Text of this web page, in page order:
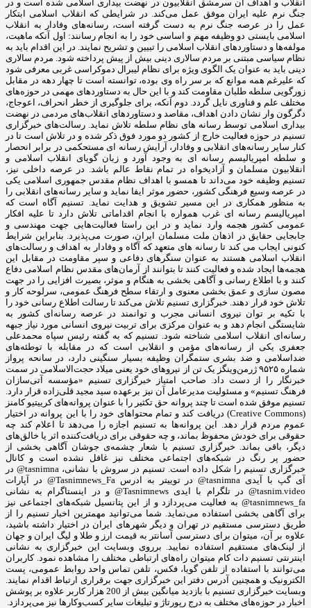
انقلاب و اهداف آن سرمشق انقلابیون در نهضت بیداری اسلامی شده است و در
جنگ نرم علیه ایران موفق عمل می‌کند. در شرایطی که انقلاب اسلامی ابتکار
عمل را در عرصه جنگ نرم به دست گرفته است، رسانه‌های وفادار به انقلاب
اسلامی بایستی دو وظیفه مهم و اساسی خود را به انجام رسانند: اول آنکه ماهیت،
مولفه‌ها و دستاوردهای انقلاب اسلامی را تبیین و تشریح نمایند. در این اقدام باید به
نظام سیاسی مبتنی بر مردم سالاری دینی بیش از پیش پرداخته شود. مردم سالاری
دینی باید به عنوان یک الگوی ویژه برای نظام لیبرال دموکراسی غربی معرفی شود
که علیرغم همه موانع که بر سر راه وی بوده، توانسته است تا چهار دهه در مقابل
زورگویی سلطه طلبان مقاومت کند و با این حال به دستاوردهای مهمی در حوزه‌های
مختلف علم و فناوری نایل گردد. دوم آنکه، برای جلوگیری از خطر انحراف، اعوجاج،
دگرگون وار نشان دادن اهداف، مقاصد و دستاوردهای انقلاب‌های مردمی در نهضت
بیداری اسلامی توسط رسانه های نظام سلطه تلاش نماید. رسالت‌های خبرگزاری
تسنیم در حوزه فعالیت خارج از کشور دو مورد فوق ذکر شده و در تلاش است تا در
کنار سایر رسانه‌های انقلابی و وفادار، آرایش رسانه ای مستحکمی در برابر انحصار
و سلطه امپریالیسم رسانه ای به وجود آورد و زبان گویای انقلاب اسلامی و
انقلابیون مسلمان و آزادیخواه در تمام نقاط عالم باشد. در عرصه داخلی نیز،
تسنیم وظیفه خود می‌داند تا همسو با اهداف نظام مقدس جمهوری اسلامی یکی
در عرصه وسیع فرهنگی کشور، حضور موثر ایفا نماید و سایر رسانه‌های انقلابی را
به منظور همکاری در این مسیر تشویق و هدایت نماید. تسنیم آگاه است که
امپریالیسم رسانه ای غرب همواره با انجام اقداماتی تلاش دارد تا علیه افکار
عمومی کشور هجمه وارد نماید و در این راستا فعالیت‌هایی جهت مهندسی و
جابجایی حقایق در اذهان ملت مسلمان ایران، صورت می‌پذیرد. بنابراین شرایط
کنونی ایجاب می کند تا رسانه های متعهد که آگاه و وفادار به اهداف و رسالت‌های
انقلاب اسلامی هستند به عنوان سنگرهای دفاعی و سپر مقاومت در مقابل این
هجمه‌ها ایجاد شده و فعالیت کنند تا بتوانند از آرمان‌های مقدس نظام اسلامی دفاع
کنند و با اطلاع رسانی و آگاهی بخشی به هنگام و موثر، بصیرت افزایی را در جهت
مصون سازی و عمق بخشی معنوی و ارتقاء سطح فرهنگ عمومی، سرلوحه کار و
تلاش خود قرار دهند. خبرگزاری تسنیم تلاش می‌کند تا رسالت اطلاع رسانی خود را
با تکیه بر توان نیروی انسانی مجرب و توانمند در عرصه رسانه‌ای کشور به
شایستگی انجام دهد و به عنوان مرکزی برای تربیت نیروی انسانی مورد نیاز جبهه
رسانه‌ای انقلاب اسلامی شناخته شود. تسنیم که به گفته رئیس سپاه محمدعلی
جعفری یکی از رسانه‌های مؤمن و انقلابی است که در مقابله با توطئه‌های
ضداسلامی و ضد بشری ستمگران وظیفه بسیار سنگینی دارد، در سانحه پرواز
شماره ۹۵۲۵ ژرمن‌وینگز یک تن از نیروهای خود یعنی میلاد حجت‌الاسلامی در سمت
خبرنگار را از دست داد. صاحب امتیاز خبرگزاری تسنیم «مؤسسه آتی‌سازان
فرهنگ تسنیم» و مسئولیت مدیرعامل آن نیز برعهده سید مجید قلی‌زاده‌ قرار دارد.
تسنیم موفق شده است تا چند پروانه حق تکثیر را با عنوان پروانه‌های کرییتیو کامنز
(Creative Commons) دریافت کند و تمام محتواهای خود را با این پروانه در اختیار
عموم مردم قرار دهد. این پروانه‌ها به تسنیم اجازه را می‌دهد تا اعلام کند چه
حقوقی برای خودش محفوظ بماند، و چه حقوقی برای دریافت‌کننده اثر یا خالق‌های
دیگر، باقی بماند. خبرگزاری تسنیم با شعار چشمه‌ی جوشان آگاهی بخشی از
حضور پر رنگ در شبکه‌های اجتماعی مختلف نیز غافل نشده است و کانال
خبرگزاری تسنیم را شکل داده است. تسنیم در سروش با نشانی، tasnimna@ در
آی گپ با آیدی tasnimna@ در توییتر به ادرس Tasnimnews_Fa@ در آپارات
tasnim.video@ در تلگرام با ایدی Tasnimnews@ و در اینستاگرام به نشانی
tasnimnews_fa@ به فعالیت می‌پردازد و از این پتانسیل شبکه‌های اجتماعی نیز
برای آگاهی بخشی استفاده می‌نماید. شما می‌توانید مهمترین اخبار تسنیم را از
طریق دسترسی مستقیم در تهران و دیگر شهرهای ایران در اختیار داشته باشید،
علاوه بر آن، میتوان برای دسترسی آسانتر به قیمت ارز و طلا و لیگ ایران و جهان
از لینک‌های مستقیم استفاده نمایید. برروی وبسایت این خبرگزاری به نشانی
اینترنتی تسنیم دات کام میتوان راه‌های ارتباطی مختلف را مشاهده نمود. کاربران
می‌توانند با استفاده از تلفن گویا، فکس، تلفن تماس واحد روابط عمومی، پست
الکترونیک و همچنین آدرس دفتر این خبرگزاری جهت برقراری ارتباط اقدام نمایند.
وبسایت خبرگزاری تسنیم با بازدید میانگین بیش از 200 هزار کاربر علاوه بر پوشش
اخبار در حوزه‌های مختلف به درج رپورتاژ و تبلیغات سایر کسب‌وکارها نیز می‌پردازد.